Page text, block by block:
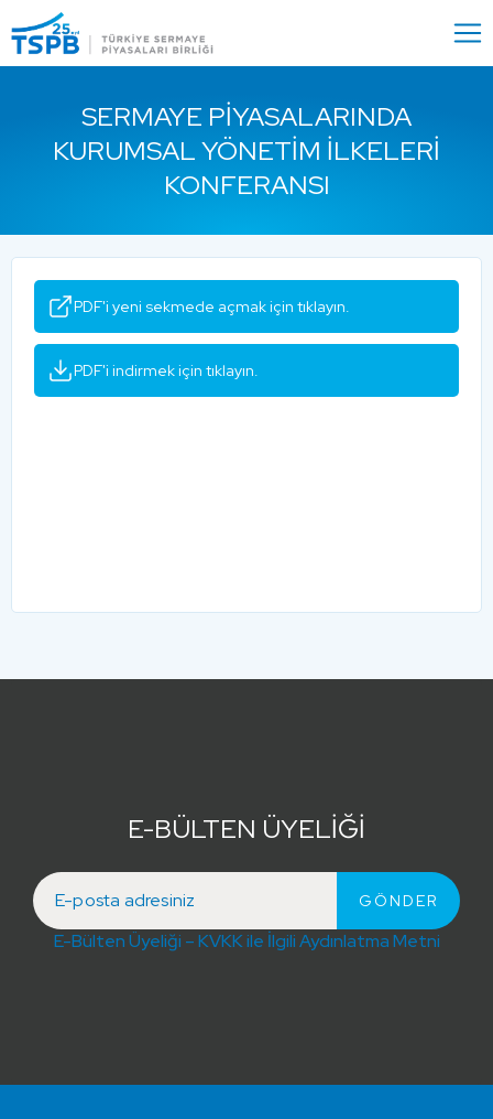
Close
SERMAYE PIYASALARINDA
KURUMSAL YÖNETIM İLKELERI
KONFERANSI
PDF'i yeni sekmede açmak için tıklayın.
PDF'i indirmek için tıklayın.
E-BÜLTEN ÜYELİĞİ
E-Bülten Üyeliği – KVKK ile İlgili Aydınlatma Metni